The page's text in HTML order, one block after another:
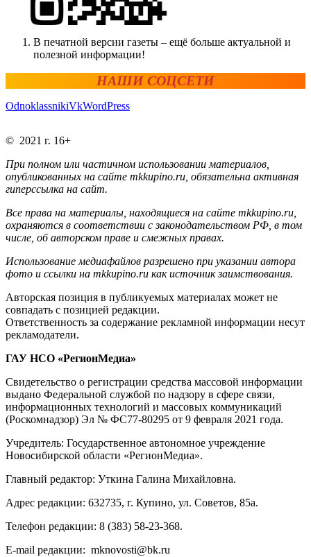
В печатной версии газеты – ещё больше актуальной и
полезной информации!
НАШИ СОЦСЕТИ
OdnoklassnikiVkWordPress
© 2021 г. 16+
При полном или частичном использовании материалов,
опубликованных на сайте mkkupino.ru, обязательна активная
гиперссылка на сайт.
Все права на материалы, находящиеся на сайте mkkupino.ru,
охраняются в соответствии с законодательством РФ, в том
числе, об авторском праве и смежных правах.
Использование медиафайлов разрешено при указании автора
фото и ссылки на mkkupino.ru как источник заимствования.
Авторская позиция в публикуемых материалах может не
совпадать с позицией редакции.
Ответственность за содержание рекламной информации несут
рекламодатели.
ГАУ НСО «РегионМедиа»
Свидетельство о регистрации средства массовой информации
выдано Федеральной службой по надзору в сфере связи,
информационных технологий и массовых коммуникаций
(Роскомнадзор) Эл № ФС77-80295 от 9 февраля 2021 года.
Учредитель: Государственное автономное учреждение
Новосибирской области «РегионМедиа».
Главный редактор: Уткина Галина Михайловна.
Адрес редакции: 632735, г. Купино, ул. Советов, 85а.
Телефон редакции: 8 (383) 58-23-368.
E-mail редакции: mknovosti@bk.ru